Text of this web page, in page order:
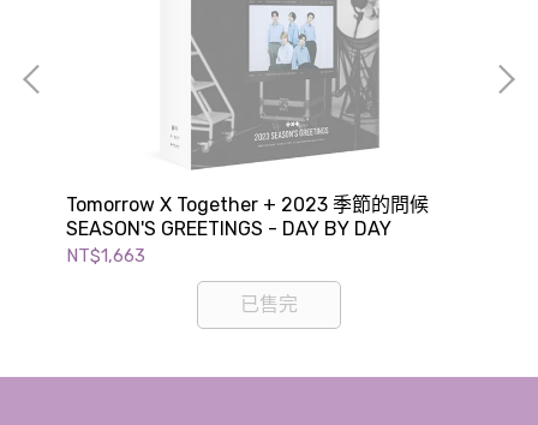
Tomorrow X Together + 2023 季節的問候
SEASON'S GREETINGS - DAY BY DAY
NT$1,663
已售完